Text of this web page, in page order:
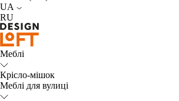
UA
RU
Меблі
Крісло-мішок
Меблі для вулиці